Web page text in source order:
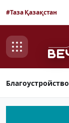
#Таза Қазақстан
Благоустройство